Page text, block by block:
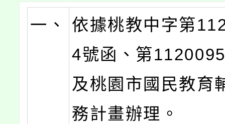
一、
依據桃教中字第
4號函、第
及桃園市國民教育
務計畫辦理。